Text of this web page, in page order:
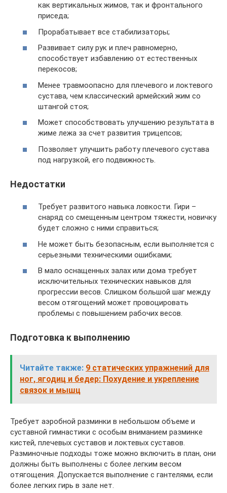
как вертикальных жимов, так и фронтального
приседа;
Прорабатывает все стабилизаторы;
Развивает силу рук и плеч равномерно,
способствует избавлению от естественных
перекосов;
Менее травмоопасно для плечевого и локтевого
сустава, чем классический армейский жим со
штангой стоя;
Может способствовать улучшению результата в
жиме лежа за счет развития трицепсов;
Позволяет улучшить работу плечевого сустава
под нагрузкой, его подвижность.
Недостатки
Требует развитого навыка ловкости. Гири –
снаряд со смещенным центром тяжести, новичку
будет сложно с ними справиться;
Не может быть безопасным, если выполняется с
серьезными техническими ошибками;
В мало оснащенных залах или дома требует
исключительных технических навыков для
прогрессии весов. Слишком большой шаг между
весом отягощений может провоцировать
проблемы с повышением рабочих весов.
Подготовка к выполнению
Читайте также: 9 статических упражнений для
ног, ягодиц и бедер: Похудение и укрепление
связок и мышц
Требует аэробной разминки в небольшом объеме и
суставной гимнастики с особым вниманием разминке
кистей, плечевых суставов и локтевых суставов.
Разминочные подходы тоже можно включить в план, они
должны быть выполнены с более легким весом
отягощения. Допускается выполнение с гантелями, если
более легких гирь в зале нет.